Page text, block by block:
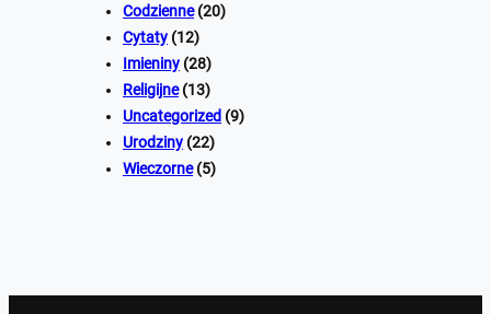
Codzienne(20)
Cytaty (12)
Imieniny (28)
Religijne(13)
Uncategorized (9)
Urodziny (22)
Wieczorne(5)